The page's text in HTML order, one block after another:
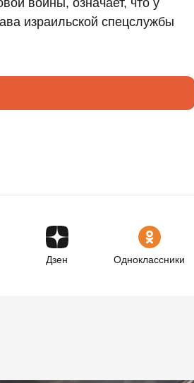
израильской спецслужбы
Дзен Одноклассники